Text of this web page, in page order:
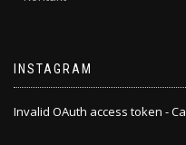
INSTAGRAM
Invalid OAuth access token -